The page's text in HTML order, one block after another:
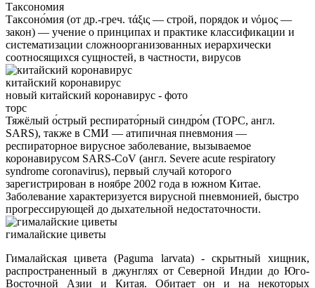
Таксономия
Таксоно́мия (от др.-греч. τάξις — строй, порядок и νόμος —
закон) — учение о принципах и практике классификации и
систематизации сложноорганизованных иерархически
соотносящихся сущностей, в частности, вирусов
китайский коронавирус
новый китайский коронавирус - фото
торс
Тяжёлый о́стрый респирато́рный синдро́м (ТОРС, англ.
SARS), также в СМИ — атипичная пневмония —
респираторное вирусное заболевание, вызываемое
коронавирусом SARS-CoV (англ. Severe acute respiratory
syndrome coronavirus), первый случай которого
зарегистрирован в ноябре 2002 года в южном Китае.
Заболевание характеризуется вирусной пневмонией, быстро
прогрессирующей до дыхательной недостаточности.
гималайские циветы
Гималайская цивета (Paguma larvata) - скрытный хищник,
распространенный в джунглях от Северной Индии до Юго-
Восточной Азии и Китая. Обитает он и на некоторых